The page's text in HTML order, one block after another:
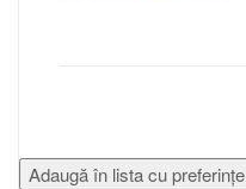
Adaugă în lista cu preferințe